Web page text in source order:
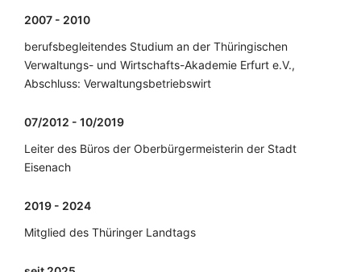
2007 - 2010
berufsbegleitendes Studium an der Thüringischen
Verwaltungs- und Wirtschafts-Akademie Erfurt e.V.,
Abschluss: Verwaltungsbetriebswirt
07/2012 - 10/2019
Leiter des Büros der Oberbürgermeisterin der Stadt
Eisenach
2019 - 2024
Mitglied des Thüringer Landtags